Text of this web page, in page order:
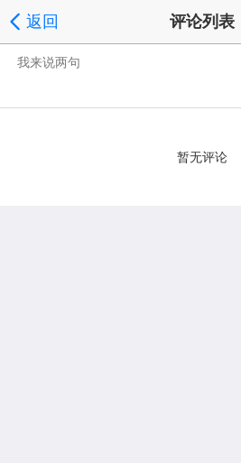
返回 评论列表
暂无评论